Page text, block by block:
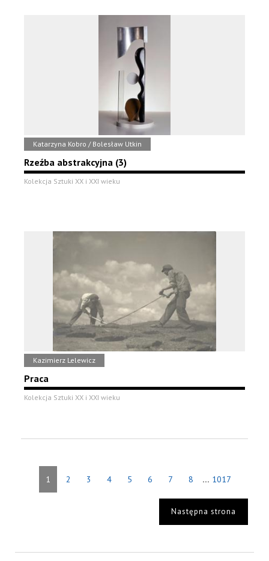
Katarzyna Kobro / Bolesław Utkin
Rzeźba abstrakcyjna (3)
Kolekcja Sztuki XX i XXI wieku
Kazimierz Lelewicz
Praca
Kolekcja Sztuki XX i XXI wieku
1 2 3 4 5 6 7 8 ... 1017
Następna strona